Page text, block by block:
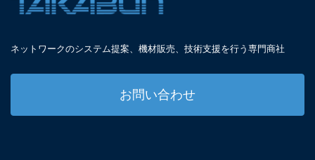
ネットワークのシステム提案、 機材販売、技術支援を行う専門商社
お問い合わせ